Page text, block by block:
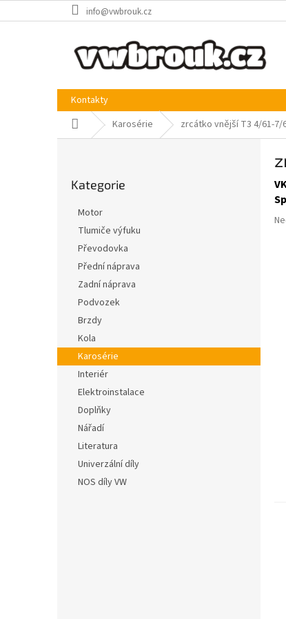
na
info@vwbrouk.cz
Kontakty
Domů Karosérie zrcátko vnější T3 4/61-7/
l
kategorie
Kategorie
Motor
Tlumiče výfuku
Převodovka
Přední náprava
Zadní náprava
Podvozek
Brzdy
Kola
Karosérie
Interiér
Elektroinstalace
Doplňky
Nářadí
Literatura
Univerzální díly
NOS díly VW